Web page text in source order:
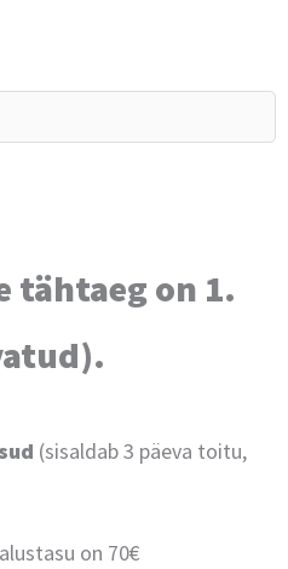
tähtaeg on 1.
(sisaldab 3 päeva toitu,
on 70€